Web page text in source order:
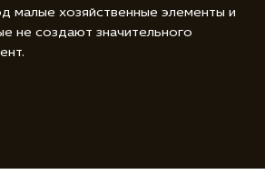
малые хозяйственные элементы и
не создают значительного